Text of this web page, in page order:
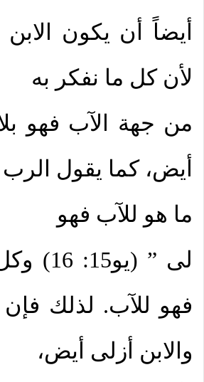
أيضاً أن يكون الابن
لأن كل ما نفكر به
من جهة الآب فهو
أيض، كما يقول
ما هو للآب فهو
لى ”
فهو للآب. لذلك فإن
والابن أزلى أيض،